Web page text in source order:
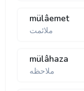
mülâemet
ملائمت
mülâhaza
ملاحظه